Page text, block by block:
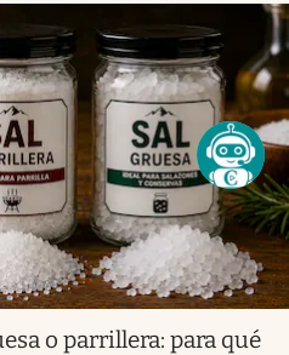
o parrillera: para qué